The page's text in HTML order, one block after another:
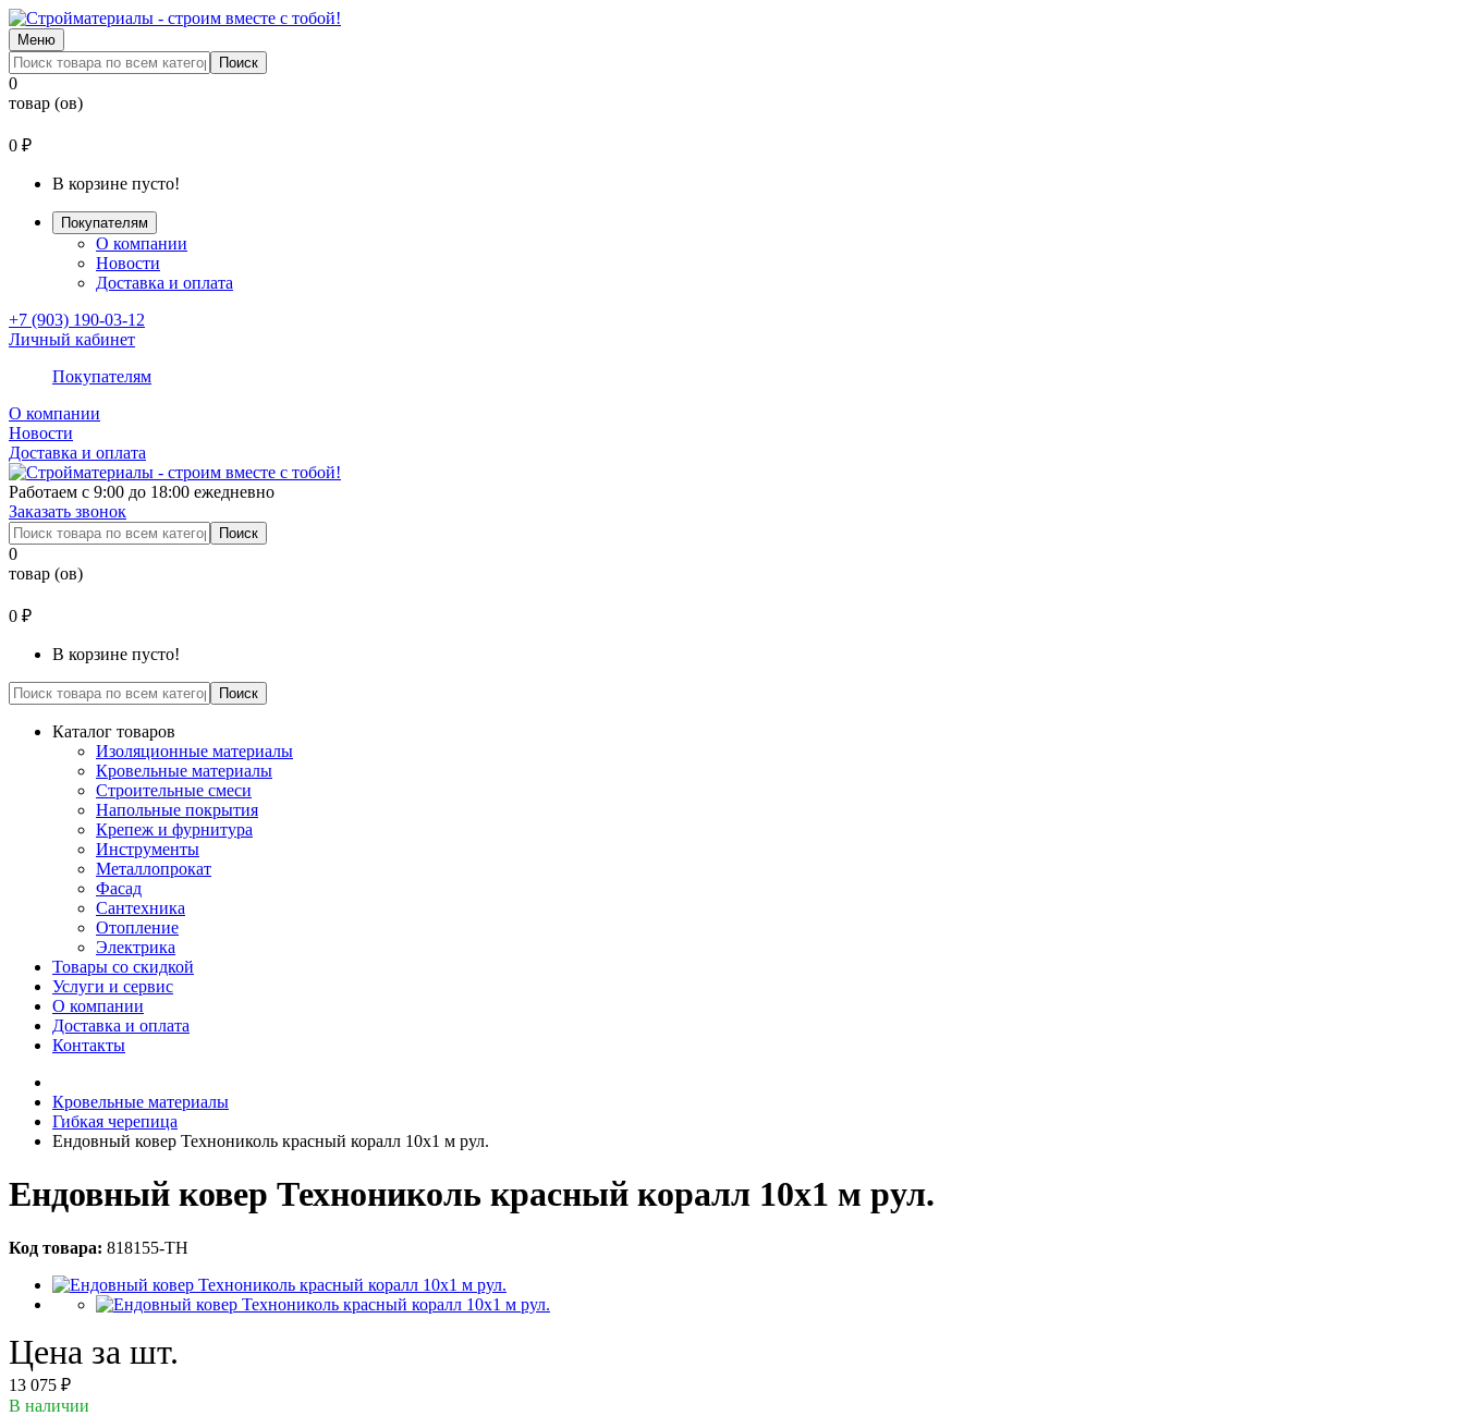
Меню
Поиск
0
товар (ов)
0 ₽
В корзине пусто!
Покупателям
О компании
Новости
Доставка и оплата
+7 (903) 190-03-12
Личный кабинет
Покупателям
О компании
Новости
Доставка и оплата
Работаем с 9:00 до 18:00 ежедневно
Заказать звонок
Поиск
0
товар (ов)
0 ₽
В корзине пусто!
Поиск
Каталог товаров
Изоляционные материалы
Кровельные материалы
Строительные смеси
Напольные покрытия
Крепеж и фурнитура
Инструменты
Металлопрокат
Фасад
Сантехника
Отопление
Электрика
Товары со скидкой
Услуги и сервис
О компании
Доставка и оплата
Контакты
Кровельные материалы
Гибкая черепица
Ендовный ковер Технониколь красный коралл 10x1 м рул.
Ендовный ковер Технониколь красный коралл 10x1 м рул.
Код товара: 818155-ТН
Цена за шт.
13 075 ₽
В наличии